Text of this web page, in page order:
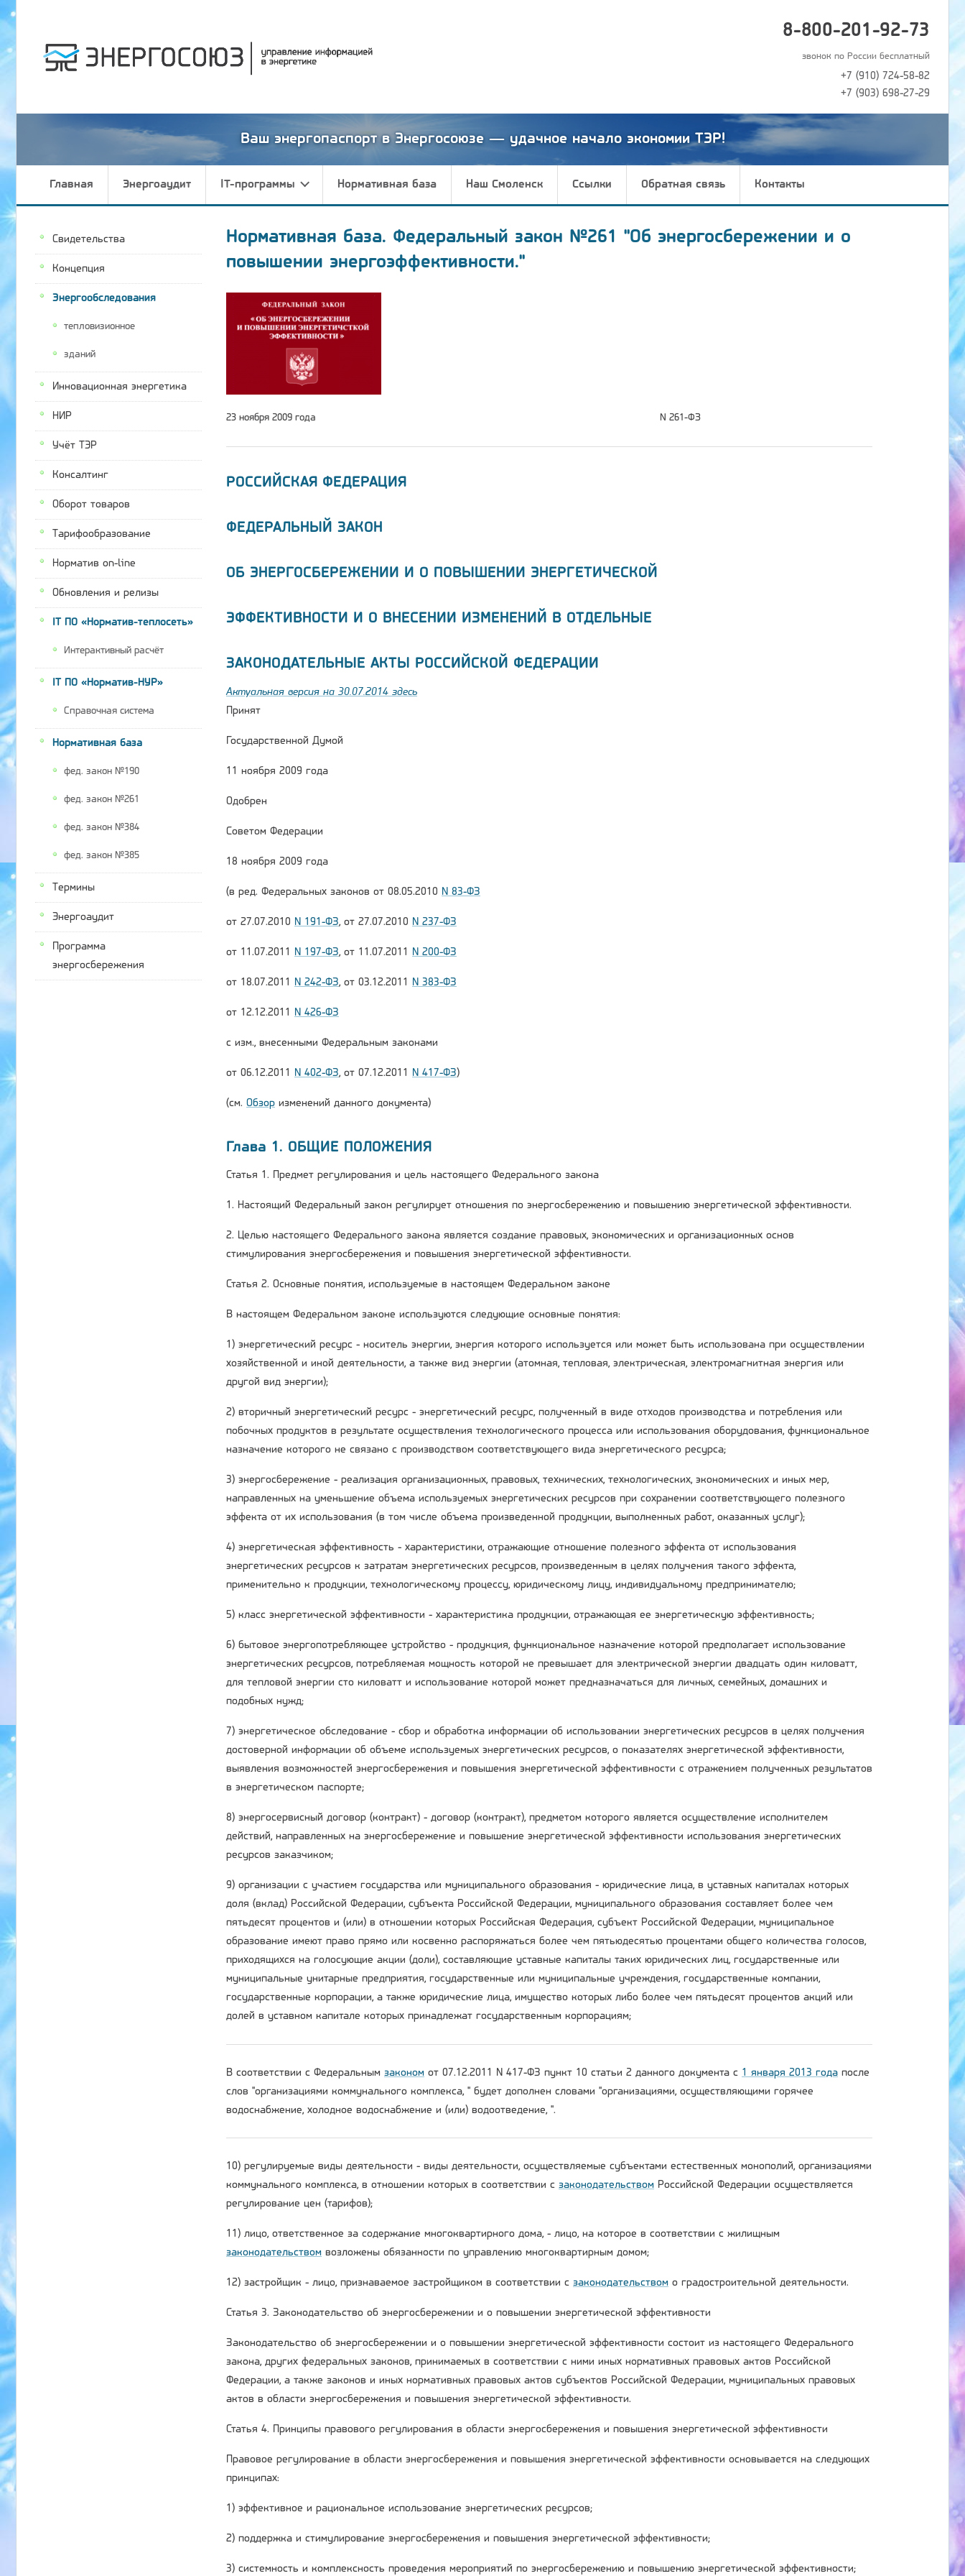
8-800-201-92-73
звонок по России бесплатный
+7 (910) 724-58-82
+7 (903) 698-27-29
Ваш энергопаспорт в Энергосоюзе — удачное начало экономии ТЭР!
Главная Энергоаудит IT-программы Нормативная база Наш Смоленск Ссылки Обратная связь Контакты
Свидетельства
Концепция
Энергообследования
тепловизионное
зданий
Инновационная энергетика
НИР
Учёт ТЭР
Консалтинг
Оборот товаров
Тарифообразование
Норматив on-line
Обновления и релизы
IT ПО «Норматив-теплосеть»
Интерактивный расчёт
IT ПО «Норматив-НУР»
Справочная система
Нормативная база
фед. закон №190
фед. закон №261
фед. закон №384
фед. закон №385
Термины
Энергоаудит
Программа
энергосбережения
Нормативная база. Федеральный закон №261 "Об энергосбережении и о
повышении энергоэффективности."
23 ноября 2009 года N 261-ФЗ
РОССИЙСКАЯ ФЕДЕРАЦИЯ
ФЕДЕРАЛЬНЫЙ ЗАКОН
ОБ ЭНЕРГОСБЕРЕЖЕНИИ И О ПОВЫШЕНИИ ЭНЕРГЕТИЧЕСКОЙ
ЭФФЕКТИВНОСТИ И О ВНЕСЕНИИ ИЗМЕНЕНИЙ В ОТДЕЛЬНЫЕ
ЗАКОНОДАТЕЛЬНЫЕ АКТЫ РОССИЙСКОЙ ФЕДЕРАЦИИ
Актуальная версия на 30.07.2014 здесь
Принят
Государственной Думой
11 ноября 2009 года
Одобрен
Советом Федерации
18 ноября 2009 года
(в ред. Федеральных законов от 08.05.2010 N 83-ФЗ
от 27.07.2010 N 191-ФЗ, от 27.07.2010 N 237-ФЗ
от 11.07.2011 N 197-ФЗ, от 11.07.2011 N 200-ФЗ
от 18.07.2011 N 242-ФЗ, от 03.12.2011 N 383-ФЗ
от 12.12.2011 N 426-ФЗ
с изм., внесенными Федеральным законами
от 06.12.2011 N 402-ФЗ, от 07.12.2011 N 417-ФЗ)
(см. Обзор изменений данного документа)
Глава 1. ОБЩИЕ ПОЛОЖЕНИЯ
Статья 1. Предмет регулирования и цель настоящего Федерального закона
1. Настоящий Федеральный закон регулирует отношения по энергосбережению и повышению энергетической эффективности.
2. Целью настоящего Федерального закона является создание правовых, экономических и организационных основ
стимулирования энергосбережения и повышения энергетической эффективности.
Статья 2. Основные понятия, используемые в настоящем Федеральном законе
В настоящем Федеральном законе используются следующие основные понятия:
1) энергетический ресурс - носитель энергии, энергия которого используется или может быть использована при осуществлении
хозяйственной и иной деятельности, а также вид энергии (атомная, тепловая, электрическая, электромагнитная энергия или
другой вид энергии);
2) вторичный энергетический ресурс - энергетический ресурс, полученный в виде отходов производства и потребления или
побочных продуктов в результате осуществления технологического процесса или использования оборудования, функциональное
назначение которого не связано с производством соответствующего вида энергетического ресурса;
3) энергосбережение - реализация организационных, правовых, технических, технологических, экономических и иных мер,
направленных на уменьшение объема используемых энергетических ресурсов при сохранении соответствующего полезного
эффекта от их использования (в том числе объема произведенной продукции, выполненных работ, оказанных услуг);
4) энергетическая эффективность - характеристики, отражающие отношение полезного эффекта от использования
энергетических ресурсов к затратам энергетических ресурсов, произведенным в целях получения такого эффекта,
применительно к продукции, технологическому процессу, юридическому лицу, индивидуальному предпринимателю;
5) класс энергетической эффективности - характеристика продукции, отражающая ее энергетическую эффективность;
6) бытовое энергопотребляющее устройство - продукция, функциональное назначение которой предполагает использование
энергетических ресурсов, потребляемая мощность которой не превышает для электрической энергии двадцать один киловатт,
для тепловой энергии сто киловатт и использование которой может предназначаться для личных, семейных, домашних и
подобных нужд;
7) энергетическое обследование - сбор и обработка информации об использовании энергетических ресурсов в целях получения
достоверной информации об объеме используемых энергетических ресурсов, о показателях энергетической эффективности,
выявления возможностей энергосбережения и повышения энергетической эффективности с отражением полученных результатов
в энергетическом паспорте;
8) энергосервисный договор (контракт) - договор (контракт), предметом которого является осуществление исполнителем
действий, направленных на энергосбережение и повышение энергетической эффективности использования энергетических
ресурсов заказчиком;
9) организации с участием государства или муниципального образования - юридические лица, в уставных капиталах которых
доля (вклад) Российской Федерации, субъекта Российской Федерации, муниципального образования составляет более чем
пятьдесят процентов и (или) в отношении которых Российская Федерация, субъект Российской Федерации, муниципальное
образование имеют право прямо или косвенно распоряжаться более чем пятьюдесятью процентами общего количества голосов,
приходящихся на голосующие акции (доли), составляющие уставные капиталы таких юридических лиц, государственные или
муниципальные унитарные предприятия, государственные или муниципальные учреждения, государственные компании,
государственные корпорации, а также юридические лица, имущество которых либо более чем пятьдесят процентов акций или
долей в уставном капитале которых принадлежат государственным корпорациям;
В соответствии с Федеральным законом от 07.12.2011 N 417-ФЗ пункт 10 статьи 2 данного документа с 1 января 2013 года после
слов "организациями коммунального комплекса, " будет дополнен словами "организациями, осуществляющими горячее
водоснабжение, холодное водоснабжение и (или) водоотведение, ".
10) регулируемые виды деятельности - виды деятельности, осуществляемые субъектами естественных монополий, организациями
коммунального комплекса, в отношении которых в соответствии с законодательством Российской Федерации осуществляется
регулирование цен (тарифов);
11) лицо, ответственное за содержание многоквартирного дома, - лицо, на которое в соответствии с жилищным
законодательством возложены обязанности по управлению многоквартирным домом;
12) застройщик - лицо, признаваемое застройщиком в соответствии с законодательством о градостроительной деятельности.
Статья 3. Законодательство об энергосбережении и о повышении энергетической эффективности
Законодательство об энергосбережении и о повышении энергетической эффективности состоит из настоящего Федерального
закона, других федеральных законов, принимаемых в соответствии с ними иных нормативных правовых актов Российской
Федерации, а также законов и иных нормативных правовых актов субъектов Российской Федерации, муниципальных правовых
актов в области энергосбережения и повышения энергетической эффективности.
Статья 4. Принципы правового регулирования в области энергосбережения и повышения энергетической эффективности
Правовое регулирование в области энергосбережения и повышения энергетической эффективности основывается на следующих
принципах:
1) эффективное и рациональное использование энергетических ресурсов;
2) поддержка и стимулирование энергосбережения и повышения энергетической эффективности;
3) системность и комплексность проведения мероприятий по энергосбережению и повышению энергетической эффективности;